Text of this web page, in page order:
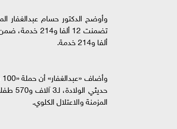
ألفا و214 خدمة.
المزمنة والاعتلال الكلوي.